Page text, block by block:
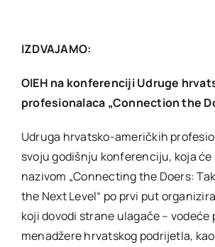
IZDVAJAMO:
OIEH na konferenciji Udruge
profesionalaca „Connection the
Udruga hrvatsko-američkih
svoju godišnju konferenciju, koja će
nazivom „Connecting the Doers:
the Next Level“ po prvi put
koji dovodi strane ulagače – vodeće
menadžere hrvatskog podrijetla,